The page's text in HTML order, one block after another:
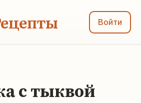
Войти
с тыквой